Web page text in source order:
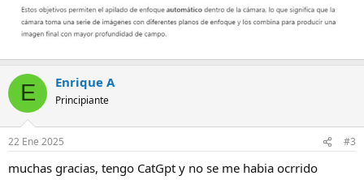
E Enrique A
Principiante
22 Ene 2025 #3
muchas gracias, tengo CatGpt y no se me habia ocrrido